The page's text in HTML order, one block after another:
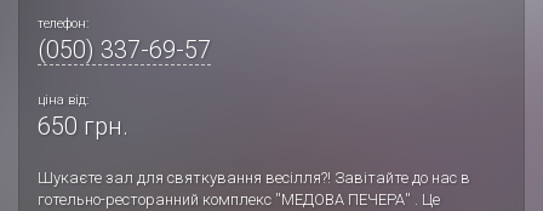
телефон:
(050) 337-69-57
ціна від:
650 грн.
Шукаєте зал для святкування весілля?! Завітайте до нас в
готельно-ресторанний комплекс ''МЕДОВА ПЕЧЕРА'' . Це